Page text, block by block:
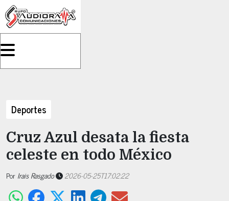
Deportes
Cruz Azul desata la fiesta
celeste en todo México
Por Irais Rasgado 2026-05-25T17:02:22